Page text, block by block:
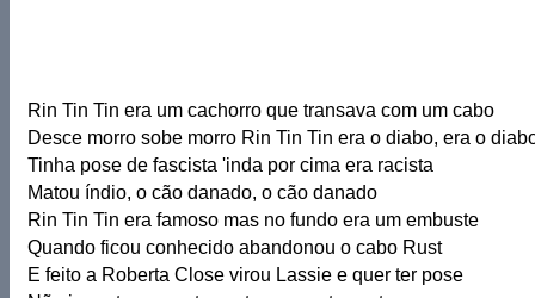
Rin Tin Tin era um cachorro que transava com um cabo
Desce morro sobe morro Rin Tin Tin era o diabo, era o
Tinha pose de fascista 'inda por cima era racista
Matou índio, o cão danado, o cão danado
Rin Tin Tin era famoso mas no fundo era um embuste
Quando ficou conhecido abandonou o cabo Rust
E feito a Roberta Close virou Lassie e quer ter pose